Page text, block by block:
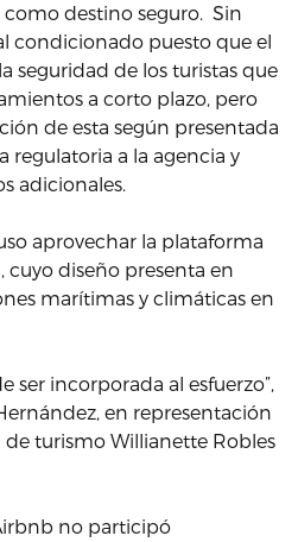
destino seguro. Sin
condicionado puesto que el
seguridad de los turistas que
a corto plazo, pero
de esta según presentada
regulatoria a la agencia y
adicionales.
aprovechar la plataforma
diseño presenta en
marítimas y climáticas en
ser incorporada al esfuerzo”,
en representación
turismo Willianette Robles
no participó